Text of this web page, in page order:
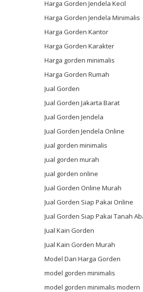
Harga Gorden Jendela Kecil
Harga Gorden Jendela Minimalis
Harga Gorden Kantor
Harga Gorden Karakter
Harga gorden minimalis
Harga Gorden Rumah
Jual Gorden
Jual Gorden Jakarta Barat
Jual Gorden Jendela
Jual Gorden Jendela Online
jual gorden minimalis
jual gorden murah
jual gorden online
Jual Gorden Online Murah
Jual Gorden Siap Pakai Online
Jual Gorden Siap Pakai Tanah
Jual Kain Gorden
Jual Kain Gorden Murah
Model Dan Harga Gorden
model gorden minimalis
model gorden minimalis modern